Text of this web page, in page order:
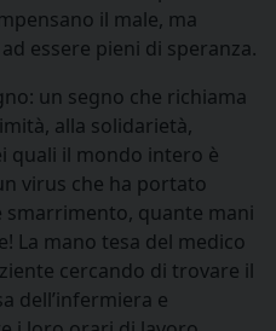
il male, ma
essere pieni di speranza.
un segno che richiama
alla solidarietà,
quali il mondo intero è
virus che ha portato
quante mani
La mano tesa del medico
cercando di trovare il
dell’infermiera e